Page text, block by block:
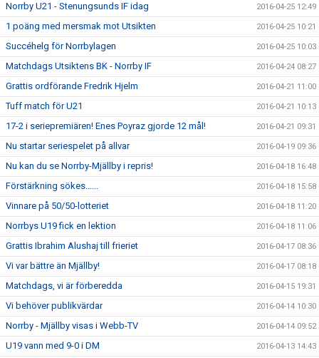
Norrby U21 - Stenungsunds IF idag 2016-04-25 12:49
1 poäng med mersmak mot Utsikten 2016-04-25 10:21
Succéhelg för Norrbylagen 2016-04-25 10:03
Matchdags Utsiktens BK - Norrby IF 2016-04-24 08:27
Grattis ordförande Fredrik Hjelm 2016-04-21 11:00
Tuff match för U21 2016-04-21 10:13
17-2 i seriepremiären! Enes Poyraz gjorde 12 mål! 2016-04-21 09:31
Nu startar seriespelet på allvar 2016-04-19 09:36
Nu kan du se Norrby-Mjällby i repris! 2016-04-18 16:48
Förstärkning sökes...... 2016-04-18 15:58
Vinnare på 50/50-lotteriet 2016-04-18 11:20
Norrbys U19 fick en lektion 2016-04-18 11:06
Grattis Ibrahim Alushaj till frieriet 2016-04-17 08:36
Vi var bättre än Mjällby! 2016-04-17 08:18
Matchdags, vi är förberedda 2016-04-15 19:31
Vi behöver publikvärdar 2016-04-14 10:30
Norrby - Mjällby visas i Webb-TV 2016-04-14 09:52
U19 vann med 9-0 i DM 2016-04-13 14:43